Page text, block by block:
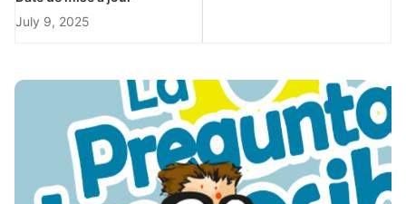
July 9, 2025